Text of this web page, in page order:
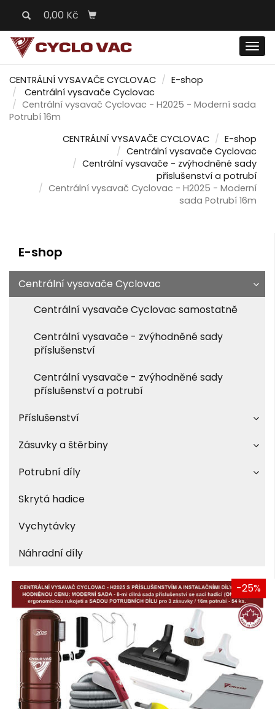
0,00 Kč
CENTRÁLNÍ VYSAVAČE CYCLOVAC
E-shop
Centrální vysavače Cyclovac
Centrální vysavač Cyclovac - H2025 - Moderní sada
Potrubí 16m
CENTRÁLNÍ VYSAVAČE CYCLOVAC
E-shop
Centrální vysavače Cyclovac
Centrální vysavače - zvýhodněné sady
příslušenství a potrubí
Centrální vysavač Cyclovac - H2025 - Moderní
sada Potrubí 16m
E-shop
Centrální vysavače Cyclovac
Centrální vysavače Cyclovac samostatně
Centrální vysavače - zvýhodněné sady
příslušenství
Centrální vysavače - zvýhodněné sady
příslušenství a potrubí
Příslušenství
Zásuvky a štěrbiny
Potrubní díly
Skrytá hadice
Vychytávky
Náhradní díly
-25%